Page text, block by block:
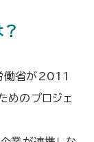
？
労働省が2011
めのプロジェ